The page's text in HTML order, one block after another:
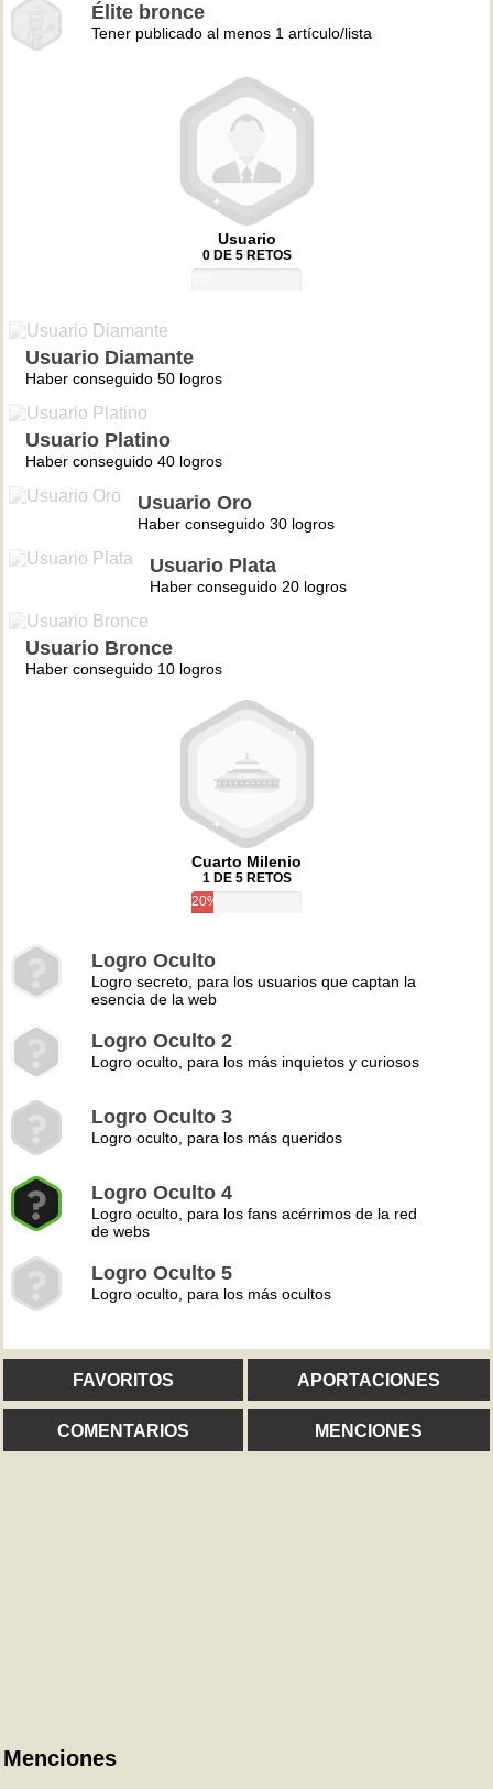
Élite bronce
Tener publicado al menos 1 artículo/lista
Usuario
0 DE 5 RETOS
Usuario Diamante
Haber conseguido 50 logros
Usuario Platino
Haber conseguido 40 logros
Usuario Oro
Haber conseguido 30 logros
Usuario Plata
Haber conseguido 20 logros
Usuario Bronce
Haber conseguido 10 logros
Cuarto Milenio
1 DE 5 RETOS
20%
Logro Oculto
Logro secreto, para los usuarios que captan la
esencia de la web
Logro Oculto 2
Logro oculto, para los más inquietos y curiosos
Logro Oculto 3
Logro oculto, para los más queridos
Logro Oculto 4
Logro oculto, para los fans acérrimos de la red
de webs
Logro Oculto 5
Logro oculto, para los más ocultos
FAVORITOS APORTACIONES
COMENTARIOS MENCIONES
Menciones